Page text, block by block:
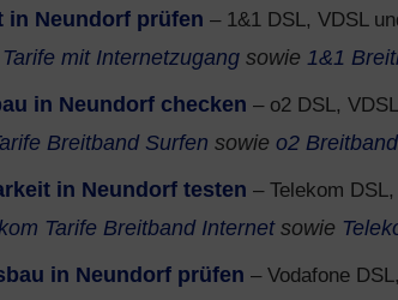
in Neundorf prüfen – 1&1 DSL, VDSL
mit Internetzugang sowie 1&1
in Neundorf checken – o2 DSL,
Breitband Surfen sowie o2
in Neundorf testen – Telekom
Tarife Breitband Internetsowie
in Neundorf prüfen – Vodafone